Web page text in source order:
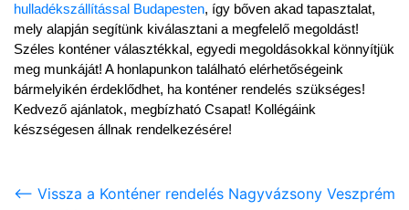
hulladékszállítással Budapesten, így bőven akad tapasztalat,
mely alapján segítünk kiválasztani a megfelelő megoldást!
Széles konténer választékkal, egyedi megoldásokkal könnyítjük
meg munkáját! A honlapunkon található elérhetőségeink
bármelyikén érdeklődhet, ha konténer rendelés szükséges!
Kedvező ajánlatok, megbízható Csapat! Kollégáink
készségesen állnak rendelkezésére!
<-- Vissza a Konténer rendelés Nagyvázsony Veszprém